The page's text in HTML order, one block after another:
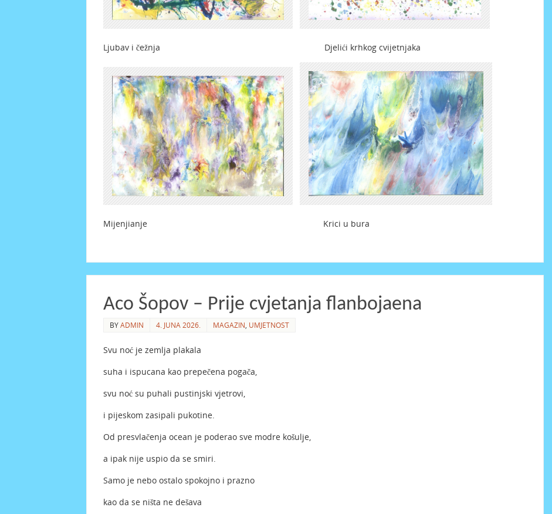
Ljubav i čežnja Djelići krhkog cvijetnjaka
Mijenjianje Krici u bura
Aco Šopov – Prije cvjetanja flanbojaena
BYADMIN 4. JUNA 2026. MAGAZIN UMJETNOST
Svu noć je zemlja plakala
suha i ispucana kao prepečena pogača,
svu noć su puhali pustinjski vjetrovi,
i pijeskom zasipali pukotine.
Od presvlačenja ocean je poderao sve modre košulje,
a ipak nije uspio da se smiri.
Samo je nebo ostalo spokojno i prazno
kao da se ništa ne dešava